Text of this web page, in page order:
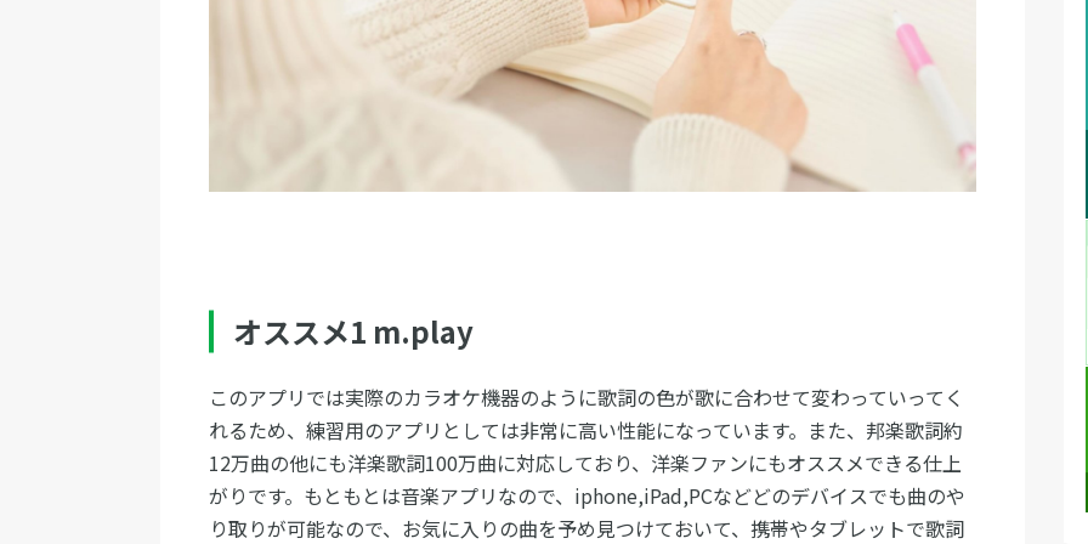
オススメ1 m.play
このアプリでは実際のカラオケ機器のように歌詞の色が歌に合わせて変わっていってく
れるため、練習用のアプリとしては非常に高い性能になっています。また、邦楽歌詞約
12万曲の他にも洋楽歌詞100万曲に対応しており、洋楽ファンにもオススメできる仕上
がりです。もともとは音楽アプリなので、iphone,iPad,PCなどどのデバイスでも曲のや
り取りが可能なので、お気に入りの曲を予め見つけておいて、携帯やタブレットで歌詞